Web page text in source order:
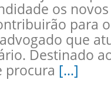
os
para
que
Destinado
procura […]